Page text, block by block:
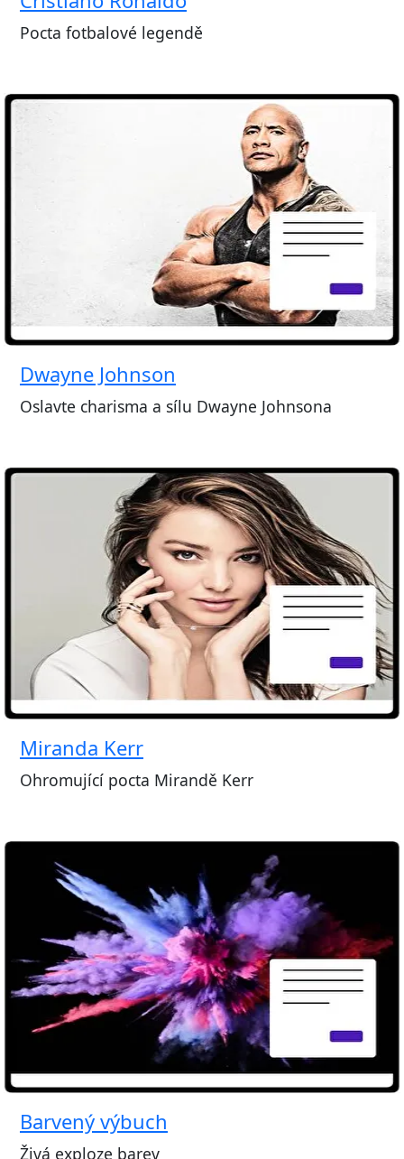
Pocta fotbalové legendě
Dwayne Johnson
Oslavte charisma a sílu Dwayne Johnsona
Miranda Kerr
Ohromující pocta Mirandě Kerr
Barvený výbuch
Živá exploze barev